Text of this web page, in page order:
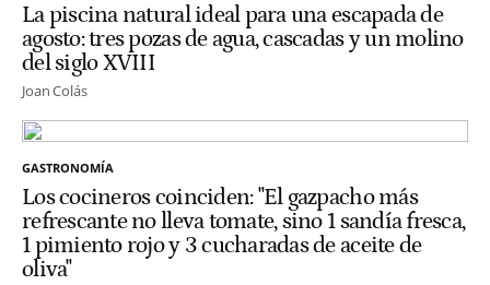
La piscina natural ideal para una escapada de
agosto: tres pozas de agua, cascadas y un molino
del siglo XVIII
Joan Colás
GASTRONOMÍA
Los cocineros coinciden: "El gazpacho más
refrescante no lleva tomate, sino 1 sandía fresca,
1 pimiento rojo y 3 cucharadas de aceite de
oliva"